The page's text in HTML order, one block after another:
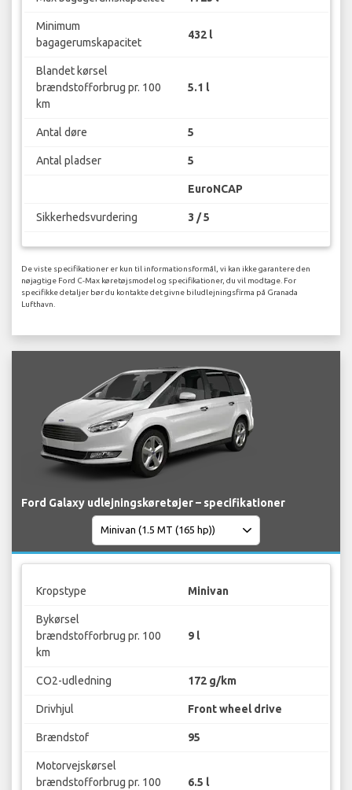
Minimum
bagagerumskapacitet
432 l
Blandet kørsel
brændstofforbrug pr. 100
km
5.1 l
Antal døre 5
Antal pladser 5
EuroNCAP
Sikkerhedsvurdering 3 / 5
De viste specifikationer er kun til informationsformål, vi kan ikke garantere den
nøjagtige Ford C-Max køretøjsmodel og specifikationer, du vil modtage. For
specifikke detaljer bør du kontakte det givne biludlejningsfirma på Granada
Lufthavn.
Ford Galaxy udlejningskøretøjer – specifikationer
Kropstype Minivan
Bykørsel
brændstofforbrug pr. 100
km
9 l
CO2-udledning 172 g/km
Drivhjul Front wheel drive
Brændstof 95
Motorvejskørsel
brændstofforbrug pr. 100
6.5 l